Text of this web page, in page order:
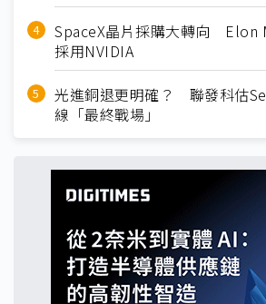
SpaceX晶片採購大轉向 Elon
採用NVIDIA
光進銅退更明確？ 聯發科估
線「最終戰場」